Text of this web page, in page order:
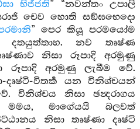
භිජ්ජති” “නවන්තං උපාලි
චෙව හොති සඞ්ඝභෙදො
” පෙර කියූ පරමයෝම
නව තෘෂ්ණ
නිසා රූපාදි අරමුණු
රූපාදි අරමුණු ලැබීම වේ.
දෘෂ්ටි-විතර්‍ක යන විනිශ්චයන්
විනිශ්චය නිසා ඡන්‍දරාගය
මමය, මාගේයයි බලවත්
නිසා තෘෂ්ණා දෘෂ්ටි